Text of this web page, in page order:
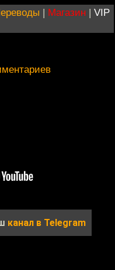
| Магазин | VIP
канал в Telegram